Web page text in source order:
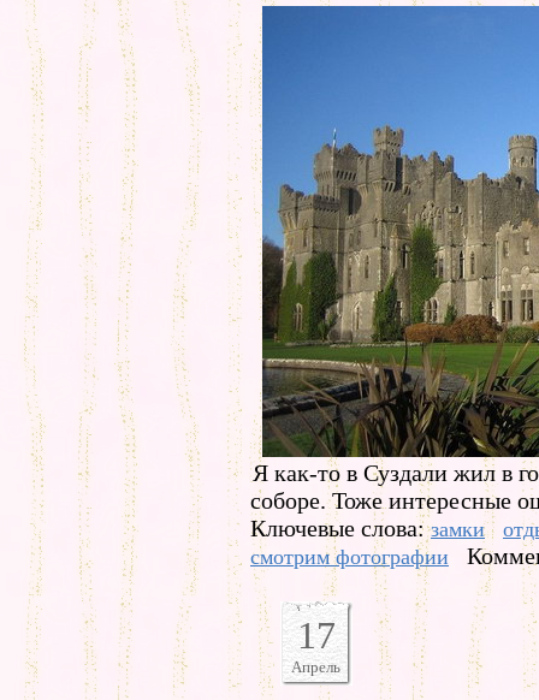
Я как-то в Суздали жил в
соборе. Тоже интересные
Ключевые слова:замки
смотрим фотографии
17
Апрель